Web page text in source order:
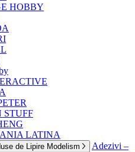
HOBBY
STUFF
LATINA
de Lipire Modelism
Adezivi –